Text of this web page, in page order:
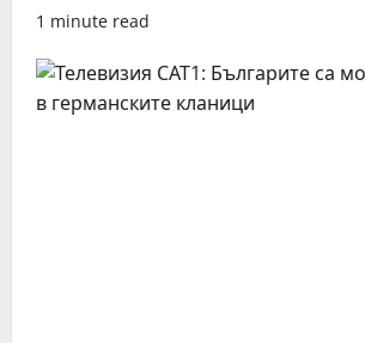
1 minute read